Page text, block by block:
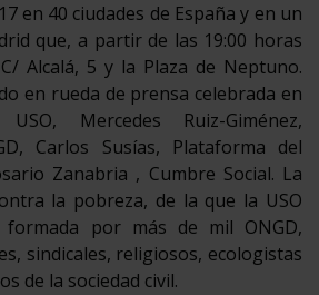
en 40 ciudades de España y en un
que, a partir de las 19:00 horas
Alcalá, 5 y la Plaza de Neptuno.
en rueda de prensa celebrada en
Mercedes Ruiz-Giménez,
Carlos Susías, Plataforma del
Zanabria , Cumbre Social. La
la pobreza, de la que la USO
por más de mil ONGD,
sindicales, religiosos, ecologistas
de la sociedad civil.